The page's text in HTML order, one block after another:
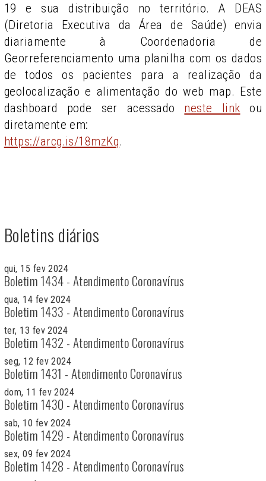
19 e sua distribuição no território. A DEAS
(Diretoria Executiva da Área de Saúde) envia
diariamente à Coordenadoria de
Georreferenciamento uma planilha com os dados
de todos os pacientes para a realização da
geolocalização e alimentação do web map. Este
dashboard pode ser acessado neste link ou
diretamente em:
https://arcg.is/18mzKq.
Boletins diários
qui, 15 fev 2024
Boletim 1434 - Atendimento Coronavírus
qua, 14 fev 2024
Boletim 1433 - Atendimento Coronavírus
ter, 13 fev 2024
Boletim 1432 - Atendimento Coronavírus
seg, 12 fev 2024
Boletim 1431 - Atendimento Coronavírus
dom, 11 fev 2024
Boletim 1430 - Atendimento Coronavírus
sab, 10 fev 2024
Boletim 1429 - Atendimento Coronavírus
sex, 09 fev 2024
Boletim 1428 - Atendimento Coronavírus